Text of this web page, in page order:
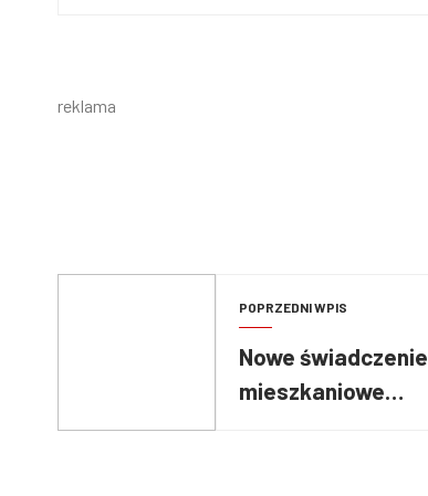
reklama
POPRZEDNI WPIS
Nowe świadczenie
mieszkaniowe